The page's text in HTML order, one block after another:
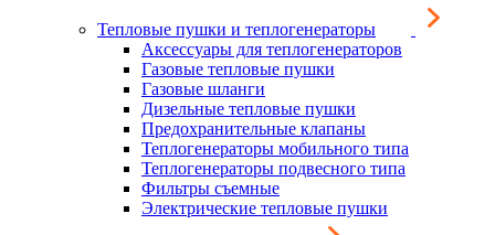
Тепловые пушки и теплогенераторы
Аксессуары для теплогенераторов
Газовые тепловые пушки
Газовые шланги
Дизельные тепловые пушки
Предохранительные клапаны
Теплогенераторы мобильного типа
Теплогенераторы подвесного типа
Фильтры съемные
Электрические тепловые пушки